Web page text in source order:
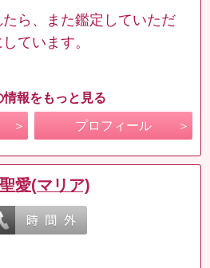
ら、また鑑定していただ
ています。
報をもっと見る
プロフィール
聖愛(マリア)